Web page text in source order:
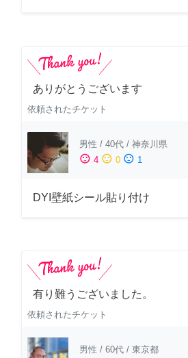
ありがとうございます
依頼されたチケット
男性 / 40代 / 神奈川県
sentiment_satisfied 4 sentiment_neutral 0 sentiment_dissatisfied 1
DYI壁紙シール貼り付け
有り難うございました。
依頼されたチケット
男性 / 60代 / 東京都